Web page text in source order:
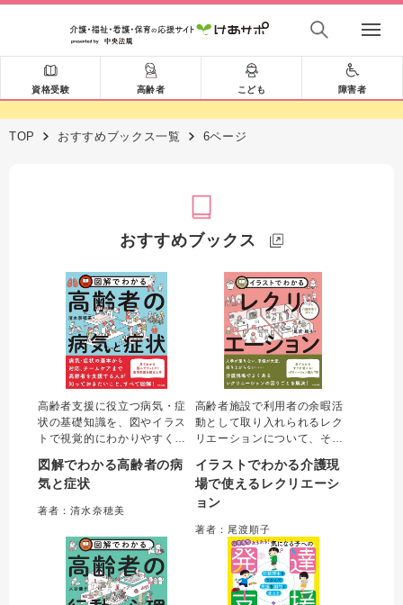
資格受験 高齢者 こども 障害者
TOP おすすめブックス一覧 6ページ
おすすめブックス
高齢者支援に役立つ病気・症
状の基礎知識を、図やイラス
トで視覚的にわかりやすく解
者の体調変化に気づくための
観察やケアのポイント、多職
種連携まで網羅的にまとめ
た。介護職やケアマネジャー
などの専門職をはじめ、介
護・看護学生にもお勧め。
図解でわかる高齢者の病
気と症状
著者：清水奈穂美
高齢者施設で利用者の余暇活
動として取り入れられるレク
リエーションについて、その
をもつ介護職は多く存在す
る。本書はこのような介護職
に向け、レクリエーションに
めの考え方、実際に活用でき
るプログラムを提案。
イラストでわかる介護現
場で使えるレクリエーシ
ョン
著者：尾渡順子